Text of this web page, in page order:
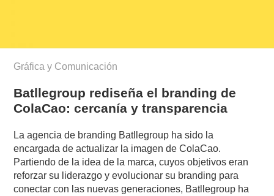
Gráfica y Comunicación
Batllegroup rediseña el branding de
ColaCao: cercanía y transparencia
La agencia de branding Batllegroup ha sido la
encargada de actualizar la imagen de ColaCao.
Partiendo de la idea de la marca, cuyos objetivos eran
reforzar su liderazgo y evolucionar su branding para
conectar con las nuevas generaciones, Batllegroup ha